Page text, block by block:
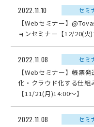
2022.11.10 セミ
【Webセミナー】
ョンセミナー【12/20(火
2022.11.08 セミ
【Webセミナー】帳票
化・クラウド化する仕組
【11/21(月)14:00～】
2022.11.08 セミ